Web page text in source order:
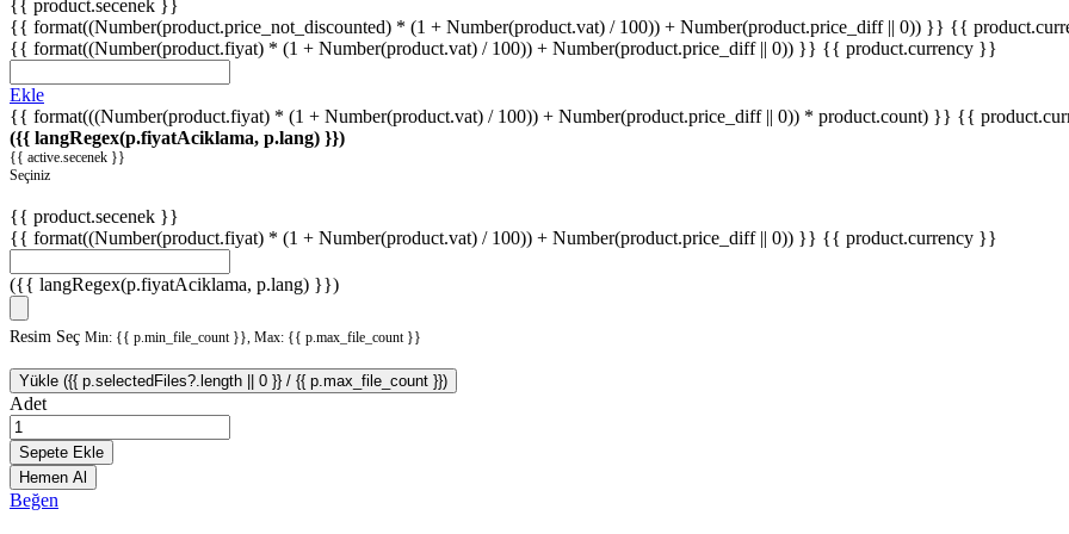
{{ product.secenek }}
{{ format((Number(product.price_not_discounted) * (1 + Number(product.vat) / 100)) + Number(product.price_diff || 0)) }} {{
{{ format((Number(product.fiyat) * (1 + Number(product.vat) / 100)) + Number(product.price_diff || 0)) }} {{ product.currency }}
Ekle
{{ format(((Number(product.fiyat) * (1 + Number(product.vat) / 100)) + Number(product.price_diff || 0)) * product.count) }} {{
({{ langRegex(p.fiyatAciklama, p.lang) }})
{{ active.secenek }}
Seçiniz
{{ product.secenek }}
{{ format((Number(product.fiyat) * (1 + Number(product.vat) / 100)) + Number(product.price_diff || 0)) }} {{ product.currency }}
({{ langRegex(p.fiyatAciklama, p.lang) }})
Resim Seç Min: {{ p.min_file_count }}, Max: {{ p.max_file_count }}
Yükle ({{ p.selectedFiles?.length || 0 }} / {{ p.max_file_count }})
Adet
Sepete Ekle
Hemen Al
Beğen